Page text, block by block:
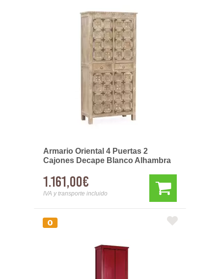
Armario Oriental 4 Puertas 2
Cajones Decape Blanco Alhambra
1.161,00€
IVA y transporte incluido